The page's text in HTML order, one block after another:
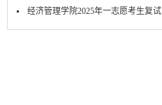
试-笔...
​经济管理学院2025年一志愿考生复试
面...